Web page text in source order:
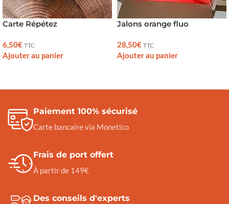
Carte Répétez
6,50€ TTC
Ajouter au panier
Jalons orange fluo
28,50€ TTC
Ajouter au panier
Paiement 100% sécurisé
Carte bancaire via Monetico
Frais de port offert
À partir de 149€
Des conseils d'experts